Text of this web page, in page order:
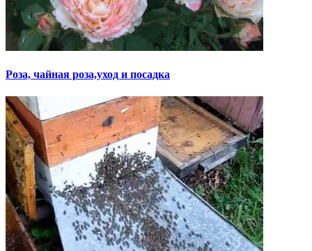
Роза, чайная роза,уход и посадка